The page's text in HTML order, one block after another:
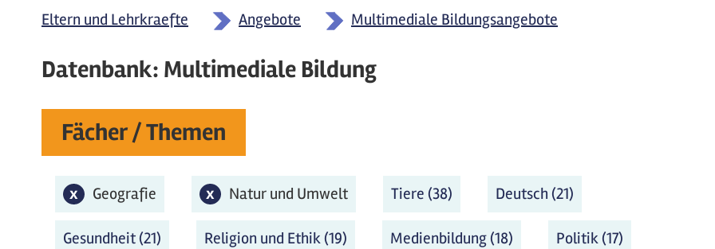
Eltern und Lehrkraefte Angebote Multimediale Bildungsangebote
Datenbank: Multimediale Bildung
Fächer / Themen
xGeografie-Filter entfernen
Geografie xNatur und Umwelt-Filter entfernen
Natur und Umwelt Tiere (38) Tiere Filter anwenden
Deutsch (21)
Gesundheit (21) Gesundheit Filter anwenden
Religion und Ethik (19) Religion und Ethik Filter anwenden
Medienbildung (18) Medienbildung Filter anwenden
Politik (17)